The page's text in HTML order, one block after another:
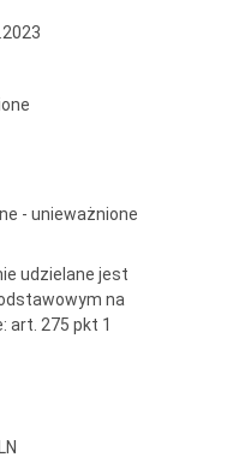
- unieważnione
udzielane jest
na
art. 275 pkt 1